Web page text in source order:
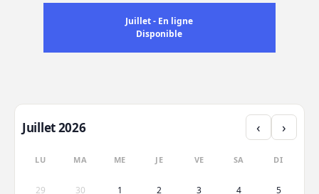
Juillet - En ligne
Disponible
Juillet 2026 ‹ ›
LU MA ME JE VE SA DI
29 30 1 2 3 4 5